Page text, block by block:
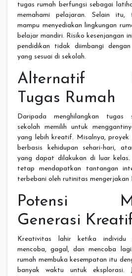
tugas rumah berfungsi sebagai
memahami pelajaran. Selain itu,
mampu menyediakan lingkungan
belajar mandiri. Risiko kesenjangan
pendidikan tidak diimbangi
yang sesuai di sekolah.
Alternatif
Tugas Rumah
Daripada menghilangkan tugas
sekolah memilih untuk
yang lebih kreatif. Misalnya, proyek
berbasis kehidupan sehari-hari,
yang dapat dilakukan di luar
tetap mendapatkan tantangan
terbebani oleh rutinitas mengerjakan
Potensi
Generasi
Kreativitas lahir ketika individu
mencoba, gagal, dan mencoba
rumah membuka kesempatan itu
banyak waktu untuk eksplorasi.